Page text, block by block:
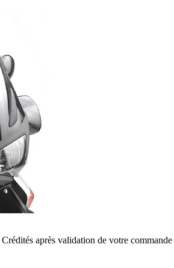
Crédités après validation de votre commande